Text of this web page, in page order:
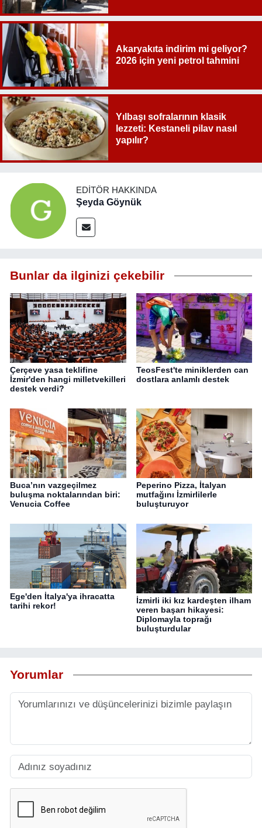
Akaryakıta indirim mi geliyor?
2026 için yeni petrol tahmini
Yılbaşı sofralarının klasik
lezzeti: Kestaneli pilav nasıl
yapılır?
EDITÖR HAKKINDA
Şeyda Göynük
Bunlar da ilginizi çekebilir
Çerçeve yasa teklifine
İzmir'den hangi milletvekilleri
destek verdi?
TeosFest'te miniklerden can
dostlara anlamlı destek
Buca’nın vazgeçilmez
buluşma noktalarından biri:
Venucia Coffee
Peperino Pizza, İtalyan
mutfağını İzmirlilerle
buluşturuyor
Ege'den İtalya'ya ihracatta
tarihi rekor!
İzmirli iki kız kardeşten ilham
veren başarı hikayesi:
Diplomayla toprağı
buluşturdular
Yorumlar